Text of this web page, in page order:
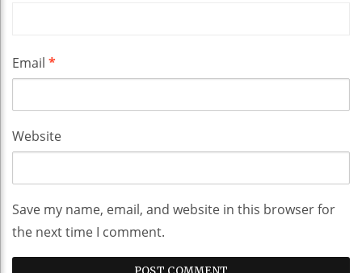
Email *
Website
Save my name, email, and website in this browser for
the next time I comment.